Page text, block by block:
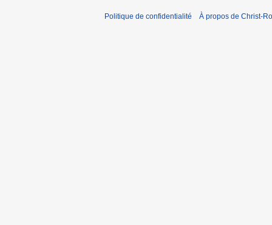
Politique de confidentialité À propos de Christ-